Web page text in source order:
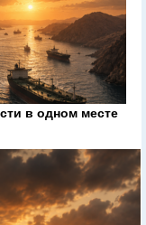
в одном месте